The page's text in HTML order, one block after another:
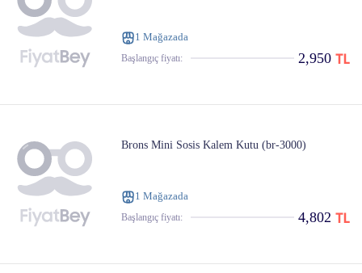
1 Mağazada
Başlangıç ​​fiyatı: 2,950
Brons Mini Sosis Kalem Kutu (br-3000)
1 Mağazada
Başlangıç ​​fiyatı: 4,802